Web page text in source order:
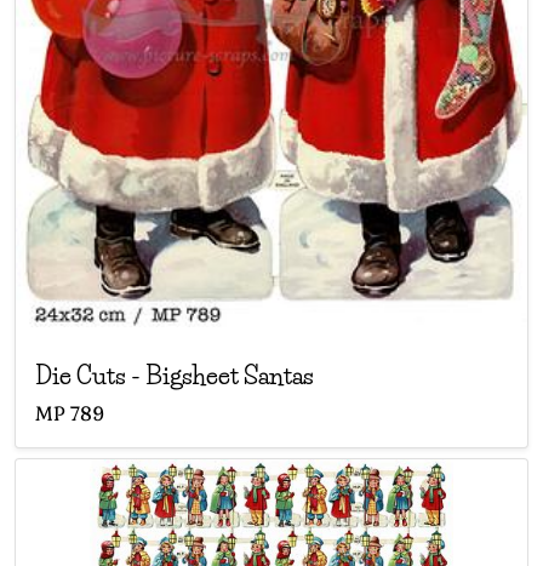
Die Cuts - Bigsheet Santas
MP789